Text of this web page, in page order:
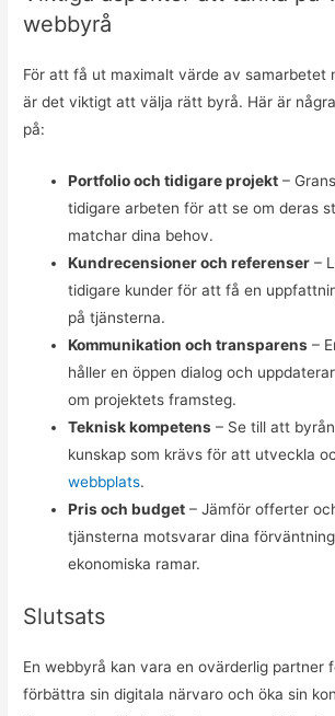
webbyrå
För att få ut maximalt värde av samarbetet
är det viktigt att välja rätt byrå. Här är
på:
Portfolio och tidigare projekt –
tidigare arbeten för att se om deras
matchar dina behov.
Kundrecensioner och referenser –
tidigare kunder för att få en
på tjänsterna.
Kommunikation och transparens –
håller en öppen dialog och
om projektets framsteg.
Teknisk kompetens – Se till att
kunskap som krävs för att utveckla
webbplats.
Pris och budget – Jämför offerter
tjänsterna motsvarar dina
ekonomiska ramar.
Slutsats
En webbyrå kan vara en ovärderlig partner
förbättra sin digitala närvaro och öka sin